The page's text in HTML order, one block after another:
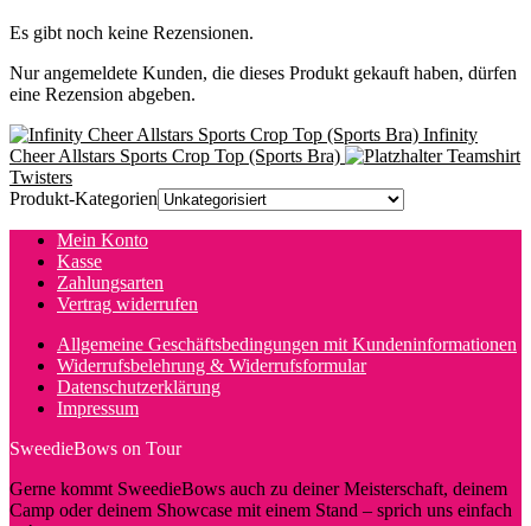
Es gibt noch keine Rezensionen.
Nur angemeldete Kunden, die dieses Produkt gekauft haben, dürfen
eine Rezension abgeben.
Infinity
Cheer Allstars Sports Crop Top (Sports Bra)
Teamshirt
Twisters
Produkt-Kategorien
Mein Konto
Kasse
Zahlungsarten
Vertrag widerrufen
Allgemeine Geschäftsbedingungen mit Kundeninformationen
Widerrufsbelehrung & Widerrufsformular
Datenschutzerklärung
Impressum
SweedieBows on Tour
Gerne kommt SweedieBows auch zu deiner Meisterschaft, deinem
Camp oder deinem Showcase mit einem Stand – sprich uns einfach